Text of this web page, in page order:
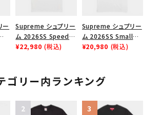
ー
Supreme シュプリー
ム 2026SS Speed
Tee スピードTシャツ
¥22,980 (税込)
Supreme シュプリー
ム 2026SS Small
Box Tee スモールボ
¥20,980 (税込)
ゴリー内ランキング